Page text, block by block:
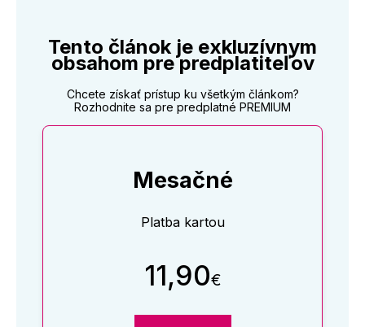
Tento článok je exkluzívnym
obsahom pre predplatiteľov
Chcete získať prístup ku všetkým článkom?
Rozhodnite sa pre predplatné PREMIUM
Mesačné
Platba kartou
11,90€